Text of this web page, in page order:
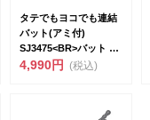
タテでもヨコでも連結
バット(アミ付)
SJ3475<BR>バット 6
点 ...
4,990円 (税込)